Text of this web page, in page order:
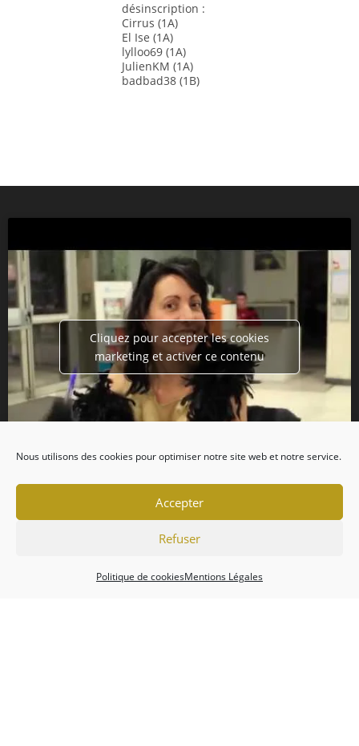
Nous utilisons des cookies pour optimiser notre site web et notre service.
Accepter
Refuser
Politique de cookiesMentions Légales
désinscription :
Cirrus (1A)
El Ise (1A)
lylloo69 (1A)
JulienKM (1A)
badbad38 (1B)
Cliquez pour accepter les cookies
marketing et activer ce contenu